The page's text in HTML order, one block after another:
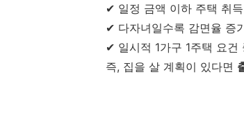
✔ 일정 금액 이하 주택 취
✔ 다자녀일수록 감면율 증
✔ 일시적 1가구 1주택 요건
즉, 집을 살 계획이 있다면